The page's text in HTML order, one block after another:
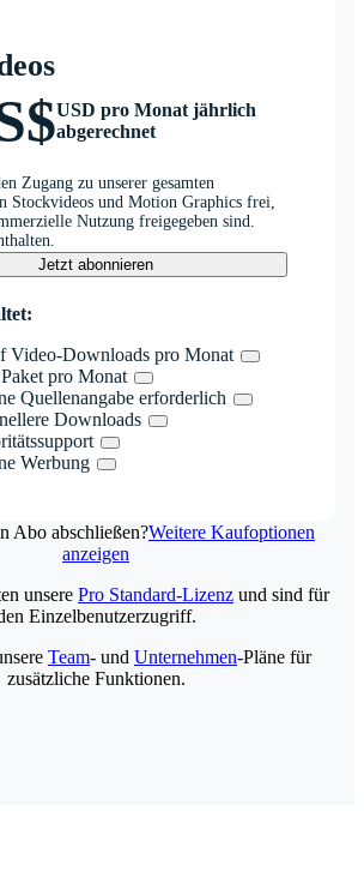
USD pro Monat jährlich
abgerechnet
Zugang zu unserer gesamten
Stockvideos und Motion Graphics frei,
Nutzung freigegeben sind.
Jetzt abonnieren
Video-Downloads pro Monat
pro Monat
Quellenangabe erforderlich
Downloads
Werbung
Abo abschließen?Weitere Kaufoptionen
anzeigen
unsere Pro Standard-Lizenz und sind für
Einzelbenutzerzugriff.
Team- und Unternehmen-Pläne für
zusätzliche Funktionen.